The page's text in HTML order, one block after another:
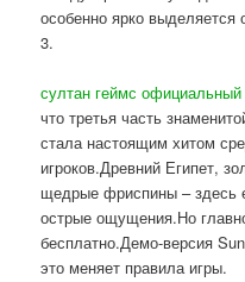
особенно ярко
3.
султан геймс официальный
что третья часть
стала настоящим хитом
игроков.Древний Египет,
щедрые фриспины – здесь
острые ощущения.Но
бесплатно.Демо-версия
это меняет правила игры.